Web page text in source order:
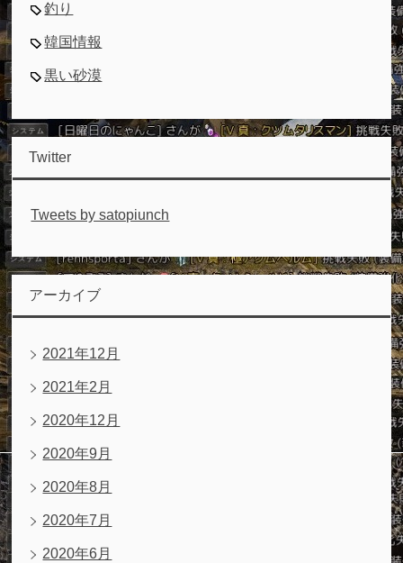
釣り
韓国情報
黒い砂漠
Twitter
Tweets by satopiunch
アーカイブ
2021年12月
2021年2月
2020年12月
2020年9月
2020年8月
2020年7月
2020年6月